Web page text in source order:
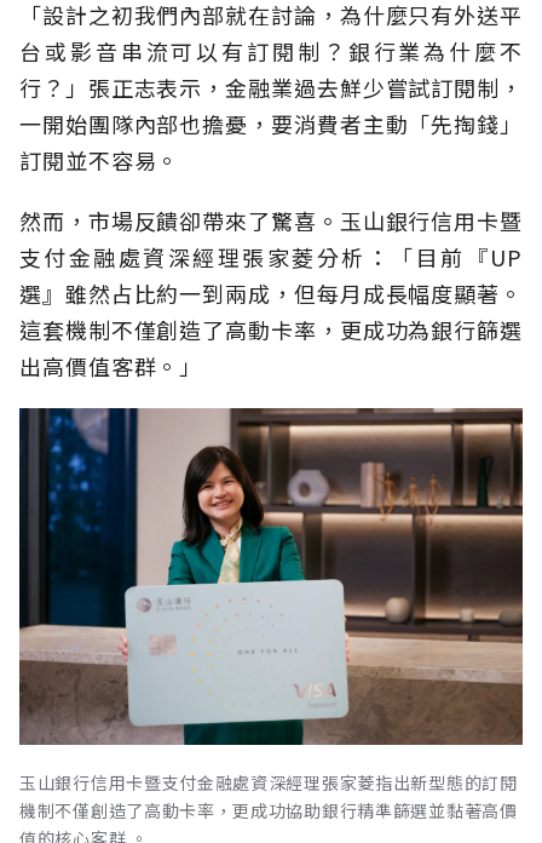
「設計之初我們內部就在討論，為什麼只有外送平
台或影音串流可以有訂閱制？銀行業為什麼不
行？」張正志表示，金融業過去鮮少嘗試訂閱制，
一開始團隊內部也擔憂，要消費者主動「先掏錢」
訂閱並不容易。
然而，市場反饋卻帶來了驚喜。玉山銀行信用卡暨
支付金融處資深經理張家菱分析：「目前『UP
選』雖然占比約一到兩成，但每月成長幅度顯著。
這套機制不僅創造了高動卡率，更成功為銀行篩選
出高價值客群。」
玉山銀行信用卡暨支付金融處資深經理張家菱指出新型態的訂閱
機制不僅創造了高動卡率，更成功協助銀行精準篩選並黏著高價
值的核心客群 。